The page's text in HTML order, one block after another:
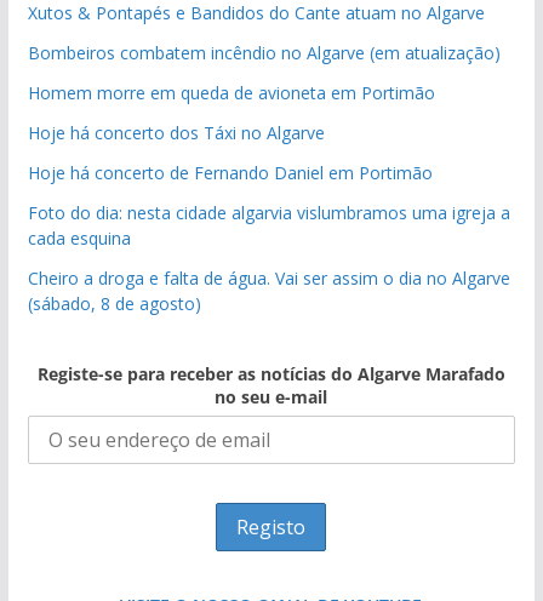
Xutos & Pontapés e Bandidos do Cante atuam no Algarve
Bombeiros combatem incêndio no Algarve (em atualização)
Homem morre em queda de avioneta em Portimão
Hoje há concerto dos Táxi no Algarve
Hoje há concerto de Fernando Daniel em Portimão
Foto do dia: nesta cidade algarvia vislumbramos uma igreja a
cada esquina
Cheiro a droga e falta de água. Vai ser assim o dia no Algarve
(sábado, 8 de agosto)
Registe-se para receber as notícias do Algarve Marafado
no seu e-mail